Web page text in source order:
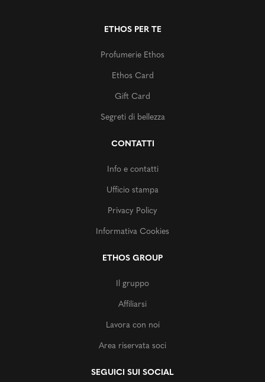
ETHOS PER TE
Profumerie Ethos
Ethos Card
Gift Card
Segreti di bellezza
CONTATTI
Info e contatti
Ufficio stampa
Privacy Policy
Informativa Cookies
ETHOS GROUP
Il gruppo
Affiliarsi
Lavora con noi
Area riservata soci
SEGUICI SUI SOCIAL